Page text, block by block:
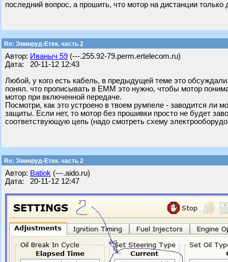
последний вопрос, а прошить, что мотор на дистанции только
Re: Эвинруд-Етек. часть 2
Автор: Ивaныч 59 (---.255.92-79.perm.ertelecom.ru)
Дата: 20-11-12 12:43
Любой, у кого есть кабель, в предыдущей теме это
понял. что прописывать в ЕММ это нужно, чтобы мотор
мотор при включенной передаче.
Посмотри, как это устроено в твоем румпеле - заводится ли
защиты. Если нет, то мотор без прошивки просто не будет
соответствующую цепь (надо смотреть схему
Re: Эвинруд-Етек. часть 2
Автор: Batiok (---.aido.ru)
Дата: 20-11-12 12:47